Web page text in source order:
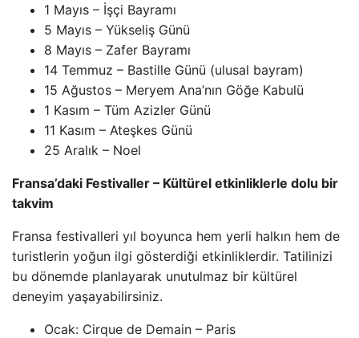
1 Mayıs – İşçi Bayramı
5 Mayıs – Yükseliş Günü
8 Mayıs – Zafer Bayramı
14 Temmuz – Bastille Günü (ulusal bayram)
15 Ağustos – Meryem Ana’nın Göğe Kabulü
1 Kasım – Tüm Azizler Günü
11 Kasım – Ateşkes Günü
25 Aralık – Noel
Fransa’daki Festivaller – Kültürel etkinliklerle dolu bir
takvim
Fransa festivalleri yıl boyunca hem yerli halkın hem de
turistlerin yoğun ilgi gösterdiği etkinliklerdir. Tatilinizi
bu dönemde planlayarak unutulmaz bir kültürel
deneyim yaşayabilirsiniz.
Ocak: Cirque de Demain – Paris